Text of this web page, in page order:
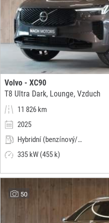
Volvo - XC90
T8 Ultra Dark, Lounge, Vzduch
11 826 km
2025
Hybridní (benzínový/elektrický)
335 kW (455 k)
50